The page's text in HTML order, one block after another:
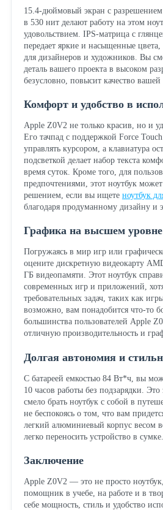
15.4-дюймовый экран с
в 530 нит делают работу на этом
удовольствием. IPS-матрица с
передает яркие и насыщенные
для дизайнеров и художников. Вы
деталь вашего проекта в высоком
безусловно, повысит качество вашей
Комфорт и удобство в
Apple Z0V2 не только красив, но и
Его тачпад с поддержкой Force Touch
управлять курсором, а клавиатура
подсветкой делает набор текста
время суток. Кроме того, для
предпочтениями, этот ноутбук
решением, если вы ищете ноутбук
благодаря продуманному дизайну и
Графика на высшем уровне
Погружаясь в мир игр или
оцените дискретную видеокарту
ГБ видеопамяти. Этот ноутбук
современных игр и приложений,
требовательных задач, таких как
возможно, вам понадобится что-то
большинства пользователей Apple
отличную производительность и
Долгая автономия и
С батареей емкостью 84 Вт*ч, вы
10 часов работы без подзарядки.
смело брать ноутбук с собой в
не беспокоясь о том, что вам
легкий алюминиевый корпус весом
легко переносить устройство в сумке.
Заключение
Apple Z0V2 — это не просто
помощник в учебе, на работе и в
себе мощность, стиль и удобство